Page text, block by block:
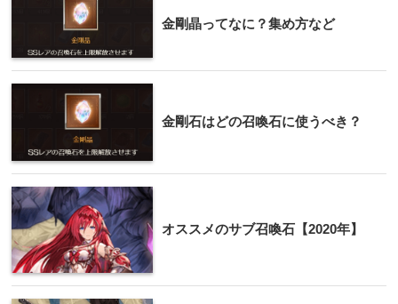
金剛晶ってなに？集め方など
金剛石はどの召喚石に使うべき？
オススメのサブ召喚石【2020年】